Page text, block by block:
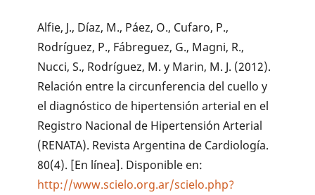
Alfie, J., Díaz, M., Páez, O., Cufaro, P.,
Rodríguez, P., Fábreguez, G., Magni, R.,
Nucci, S., Rodríguez, M. y Marin, M. J. (2012).
Relación entre la circunferencia del cuello y
el diagnóstico de hipertensión arterial en el
Registro Nacional de Hipertensión Arterial
(RENATA). Revista Argentina de Cardiología.
80(4). [En línea]. Disponible en:
http://www.scielo.org.ar/scielo.php?